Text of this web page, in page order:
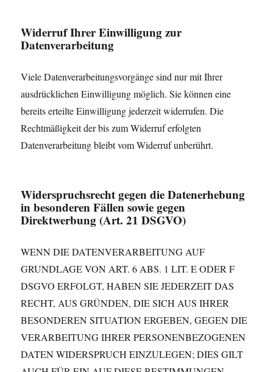
Widerruf Ihrer Einwilligung zur
Datenverarbeitung
Viele Datenverarbeitungsvorgänge sind nur mit Ihrer
ausdrücklichen Einwilligung möglich. Sie können eine
bereits erteilte Einwilligung jederzeit widerrufen. Die
Rechtmäßigkeit der bis zum Widerruf erfolgten
Datenverarbeitung bleibt vom Widerruf unberührt.
Widerspruchsrecht gegen die Datenerhebung
in besonderen Fällen sowie gegen
Direktwerbung (Art. 21 DSGVO)
WENN DIE DATENVERARBEITUNG AUF
GRUNDLAGE VON ART. 6 ABS. 1 LIT. E ODER F
DSGVO ERFOLGT, HABEN SIE JEDERZEIT DAS
RECHT, AUS GRÜNDEN, DIE SICH AUS IHRER
BESONDEREN SITUATION ERGEBEN, GEGEN DIE
VERARBEITUNG IHRER PERSONENBEZOGENEN
DATEN WIDERSPRUCH EINZULEGEN; DIES GILT